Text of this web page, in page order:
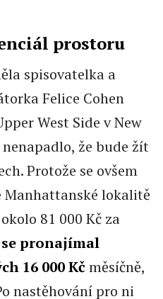
prostoru
spisovatelka a
Felice Cohen
West Side v New
že bude žít
Protože se ovšem
Manhattanské lokalitě
81 000 Kč za
pronajímal
16 000 Kč měsíčně,
nastěhování pro ni